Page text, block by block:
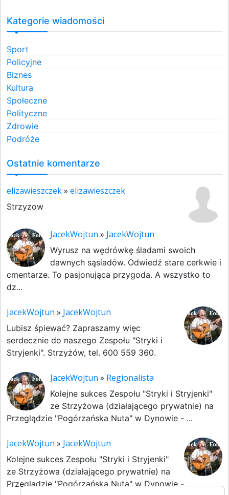
Kategorie wiadomości
Sport
Policyjne
Biznes
Kultura
Społeczne
Polityczne
Zdrowie
Podróże
Ostatnie komentarze
elizawieszczek» elizawieszczek
Strzyzow
JacekWojtun » JacekWojtun
Wyrusz na wędrówkę śladami swoich
dawnych sąsiadów. Odwiedź stare cerkwie i
cmentarze. To pasjonująca przygoda. A wszystko to
dz...
JacekWojtun » JacekWojtun
Lubisz śpiewać? Zapraszamy więc
serdecznie do naszego Zespołu "Stryki i
Stryjenki". Strzyżów, tel. 600 559 360.
JacekWojtun » Regionalista
Kolejne sukces Zespołu "Stryki i Stryjenki"
ze Strzyżowa (działającego prywatnie) na
Przeglądzie "Pogórzańska Nuta" w Dynowie - ...
JacekWojtun » JacekWojtun
Kolejne sukces Zespołu "Stryki i Stryjenki"
ze Strzyżowa (działającego prywatnie) na
Przeglądzie "Pogórzańska Nuta" w Dynowie - ...